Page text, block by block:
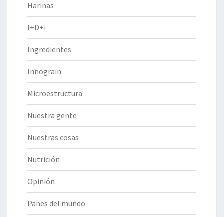
Harinas
I+D+i
Ingredientes
Innograin
Microestructura
Nuestra gente
Nuestras cosas
Nutrición
Opinión
Panes del mundo